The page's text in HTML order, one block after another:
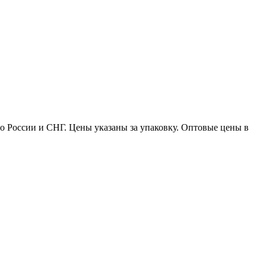
России и СНГ. Цены указаны за упаковку. Оптовые цены в